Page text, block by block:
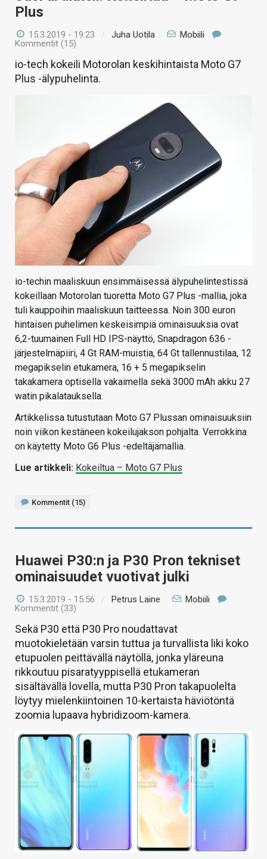
Plus
15.3.2019 - 19:23 / Juha Uotila
Mobiili
Kommentit (15)
io-tech kokeili Motorolan keskihintaista Moto G7
Plus -älypuhelinta.
io-techin maaliskuun ensimmäisessä älypuhelintestissä
kokeillaan Motorolan tuoretta Moto G7 Plus -mallia, joka
tuli kauppoihin maaliskuun taitteessa. Noin 300 euron
hintaisen puhelimen keskeisimpiä ominaisuuksia ovat
6,2-tuumainen Full HD IPS-näyttö, Snapdragon 636 -
järjestelmäpiiri, 4 Gt RAM-muistia, 64 Gt tallennustilaa, 12
megapikselin etukamera, 16 + 5 megapikselin
takakamera optisella vakaimella sekä 3000 mAh akku 27
watin pikalatauksella.
Artikkelissa tutustutaan Moto G7 Plussan ominaisuuksiin
noin viikon kestäneen kokeilujakson pohjalta. Verrokkina
on käytetty Moto G6 Plus -edeltäjämallia.
Lue artikkeli: Kokeiltua – Moto G7 Plus
Kommentit (15)
Huawei P30:n ja P30 Pron tekniset
ominaisuudet vuotivat julki
15.3.2019 - 15:56 / Petrus Laine
Mobiili
Kommentit (33)
Sekä P30 että P30 Pro noudattavat
muotokieletään varsin tuttua ja turvallista liki koko
etupuolen peittävällä näytöllä, jonka yläreuna
rikkoutuu pisaratyyppisellä etukameran
sisältävällä lovella, mutta P30 Pron takapuolelta
löytyy mielenkiintoinen 10-kertaista häviötöntä
zoomia lupaava hybridizoom-kamera.